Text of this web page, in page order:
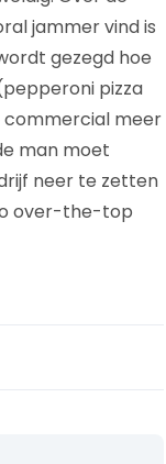
jammer vind is
gezegd hoe
pizza
commercial meer
man moet
neer te zetten
over-the-top